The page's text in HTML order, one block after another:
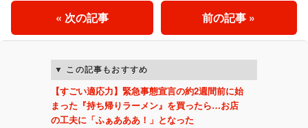
前の記事 »
« 次の記事
この記事もおすすめ
【すごい適応力】緊急事態宣言の約2週間前に始
まった『持ち帰りラーメン』を買ったら…お店
の工夫に「ふぁあああ！」となった